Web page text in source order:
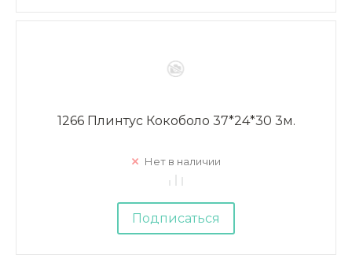
1266 Плинтус Кокоболо 37*24*30 3м.
Нет в наличии
Подписаться